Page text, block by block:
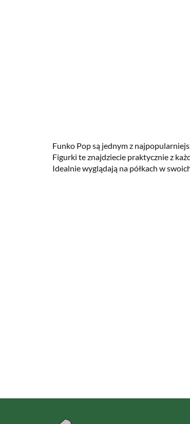
Funko Pop są jednym z
Figurki te znajdziecie praktycznie z
Idealnie wyglądają na półkach w